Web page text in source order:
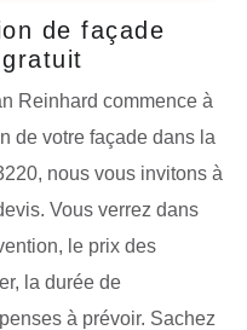
de façade
Reinhard commence à
de votre façade dans la
nous vous invitons à
Vous verrez dans
le prix des
la durée de
à prévoir. Sachez